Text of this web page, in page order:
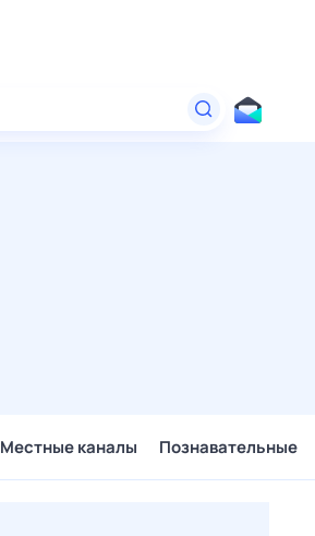
Местные каналы Познавательные